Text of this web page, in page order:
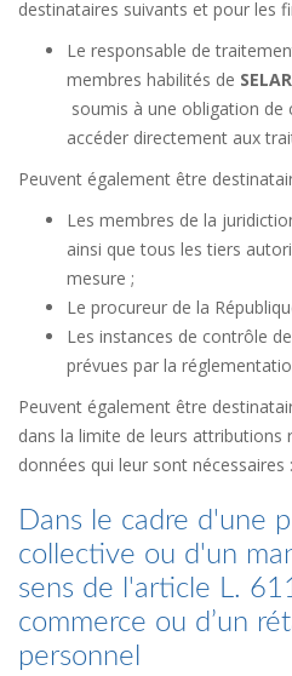
destinataires suivants et pour les
Le responsable de
membres habilités de
soumis à une obligation
accéder directement aux
Peuvent également être
Les membres de la
ainsi que tous les tiers
mesure ;
Le procureur de la
Les instances de contrôle
prévues par la
Peuvent également être
dans la limite de leurs attributions
données qui leur sont nécessaires :
Dans le cadre d'une
collective ou d'un
sens de l'article L.
commerce ou d’un
personnel